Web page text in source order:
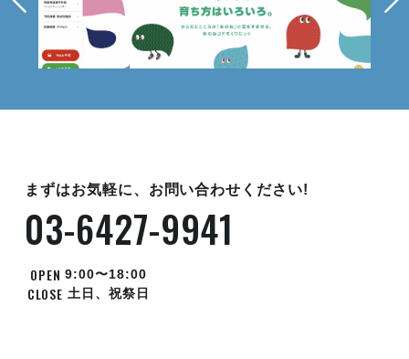
まずはお気軽に、お問い合わせください!
03-6427-9941
OPEN 9:00〜18:00
CLOSE 土日、祝祭日